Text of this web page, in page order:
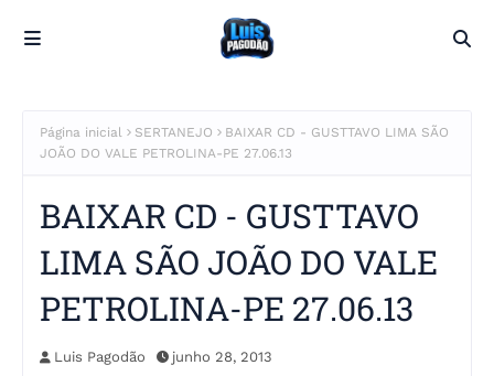
Página inicial SERTANEJO
BAIXAR CD - GUSTTAVO LIMA SÃO
JOÃO DO VALE PETROLINA-PE 27.06.13
BAIXAR CD - GUSTTAVO
LIMA SÃO JOÃO DO VALE
PETROLINA-PE 27.06.13
Luis Pagodão junho 28, 2013